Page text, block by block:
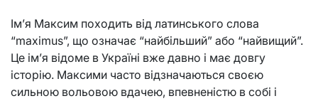
Ім’я Максим походить від латинського слова
“maximus”, що означає “найбільший” або “найвищий”.
Це ім’я відоме в Україні вже давно і має довгу
історію. Максими часто відзначаються своєю
сильною вольовою вдачею, впевненістю в собі і